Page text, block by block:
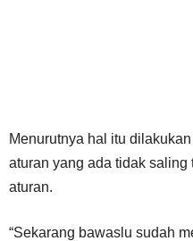
Menurutnya hal itu
aturan yang ada tidak
aturan.
“Sekarang bawaslu sudah